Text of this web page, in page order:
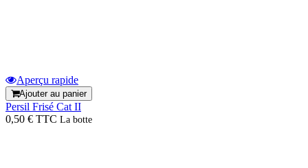
Aperçu rapide
Ajouter au panier
Persil Frisé Cat II
0,50 € TTC La botte